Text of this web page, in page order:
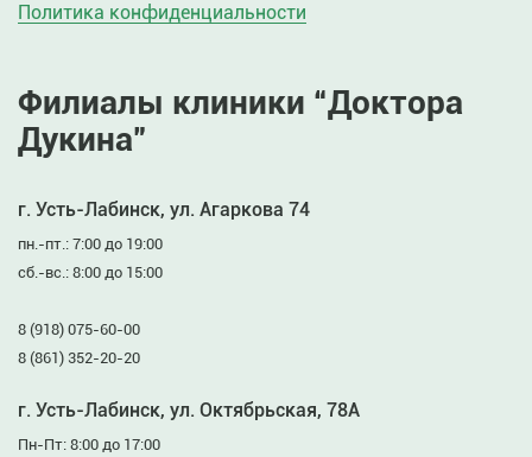
Политика конфиденциальности
Филиалы клиники “Доктора
Дукина”
г. Усть-Лабинск, ул. Агаркова 74
пн.-пт.: 7:00 до 19:00
сб.-вс.: 8:00 до 15:00
8 (918) 075-60-00
8 (861) 352-20-20
г. Усть-Лабинск, ул. Октябрьская, 78А
Пн-Пт: 8:00 до 17:00